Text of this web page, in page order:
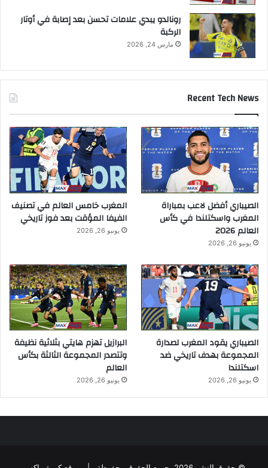
رونالدو يبدي علامات تحسن بعد إصابة في أوتار
الركبة
مارس 24, 2026
Recent Tech News
الصيباري أفضل لاعب بمباراة
المغرب واسكتلندا في كأس
العالم 2026
يونيو 26, 2026
المغرب خامس العالم في تصنيف
الفيفا المؤقت بعد فوز تاريخي
يونيو 26, 2026
الصيباري يقود المغرب لصدارة
المجموعة بهدف تاريخي ضد
اسكتلندا
يونيو 26, 2026
البرازيل تهزم هايتي بثلاثية نظيفة
وتتصدر المجموعة الثالثة بكأس
العالم
يونيو 26, 2026